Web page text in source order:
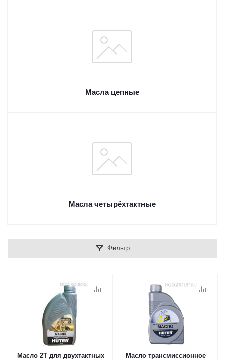
Масла цепные
Масла четырёхтактные
Фильтр
Масло 2T для двухтактных
Масло трансмиссионное